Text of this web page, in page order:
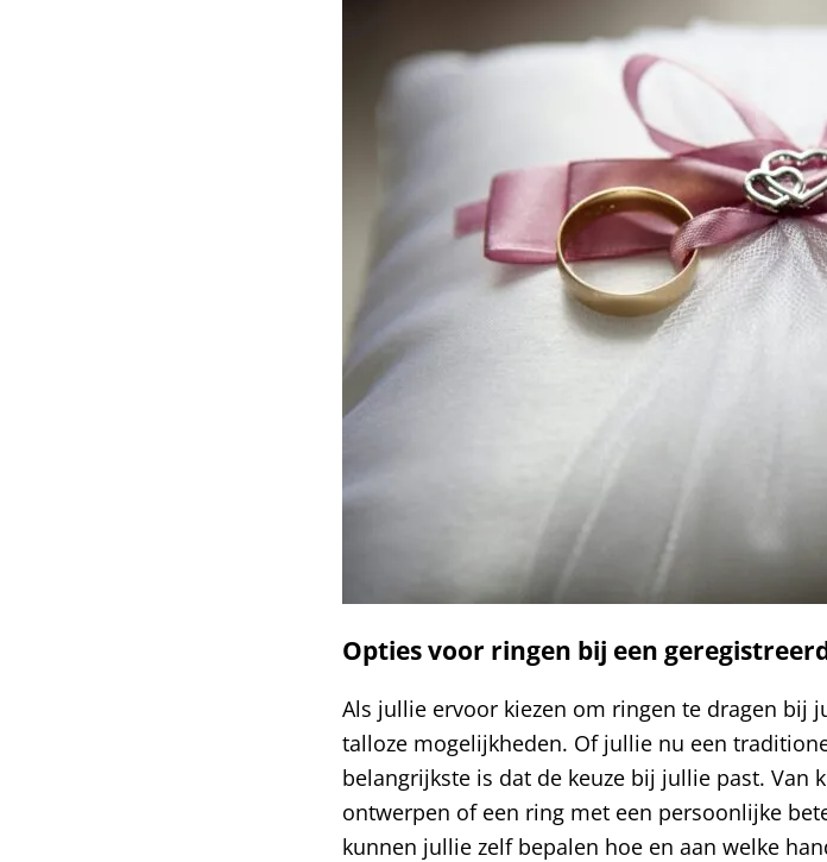
Opties voor ringen bij een
Als jullie ervoor kiezen om ringen te dragen bij
talloze mogelijkheden. Of jullie nu een
belangrijkste is dat de keuze bij jullie past. Van
ontwerpen of een ring met een persoonlijke
kunnen jullie zelf bepalen hoe en aan welke